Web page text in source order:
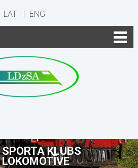
LAT ENG
SPORTA KLUBS
LOKOMOTĪVE